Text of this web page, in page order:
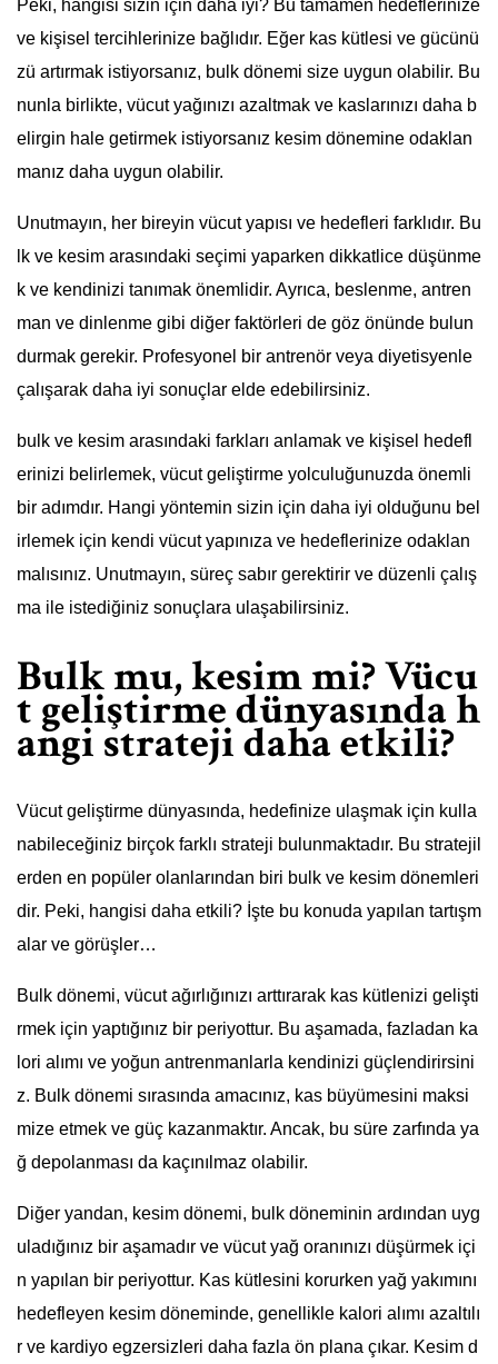
Peki, hangisi sizin için daha iyi? Bu tamamen hedeflerinize
ve kişisel tercihlerinize bağlıdır. Eğer kas kütlesi ve gücünü
zü artırmak istiyorsanız, bulk dönemi size uygun olabilir. Bu
nunla birlikte, vücut yağınızı azaltmak ve kaslarınızı daha b
elirgin hale getirmek istiyorsanız kesim dönemine odaklan
manız daha uygun olabilir.
Unutmayın, her bireyin vücut yapısı ve hedefleri farklıdır. Bu
lk ve kesim arasındaki seçimi yaparken dikkatlice düşünme
k ve kendinizi tanımak önemlidir. Ayrıca, beslenme, antren
man ve dinlenme gibi diğer faktörleri de göz önünde bulun
durmak gerekir. Profesyonel bir antrenör veya diyetisyenle
çalışarak daha iyi sonuçlar elde edebilirsiniz.
bulk ve kesim arasındaki farkları anlamak ve kişisel hedefl
erinizi belirlemek, vücut geliştirme yolculuğunuzda önemli
bir adımdır. Hangi yöntemin sizin için daha iyi olduğunu bel
irlemek için kendi vücut yapınıza ve hedeflerinize odaklan
malısınız. Unutmayın, süreç sabır gerektirir ve düzenli çalış
ma ile istediğiniz sonuçlara ulaşabilirsiniz.
Bulk mu, kesim mi? Vücu
t geliştirme dünyasında h
angi strateji daha etkili?
Vücut geliştirme dünyasında, hedefinize ulaşmak için kulla
nabileceğiniz birçok farklı strateji bulunmaktadır. Bu stratejil
erden en popüler olanlarından biri bulk ve kesim dönemleri
dir. Peki, hangisi daha etkili? İşte bu konuda yapılan tartışm
alar ve görüşler…
Bulk dönemi, vücut ağırlığınızı arttırarak kas kütlenizi gelişti
rmek için yaptığınız bir periyottur. Bu aşamada, fazladan ka
lori alımı ve yoğun antrenmanlarla kendinizi güçlendirirsini
z. Bulk dönemi sırasında amacınız, kas büyümesini maksi
mize etmek ve güç kazanmaktır. Ancak, bu süre zarfında ya
ğ depolanması da kaçınılmaz olabilir.
Diğer yandan, kesim dönemi, bulk döneminin ardından uyg
uladığınız bir aşamadır ve vücut yağ oranınızı düşürmek içi
n yapılan bir periyottur. Kas kütlesini korurken yağ yakımını
hedefleyen kesim döneminde, genellikle kalori alımı azaltılı
r ve kardiyo egzersizleri daha fazla ön plana çıkar. Kesim d